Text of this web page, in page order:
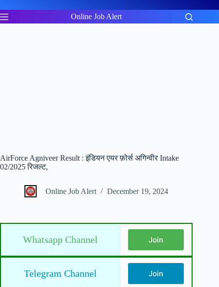
to
content
Online Job Alert
AirForce Agniveer Result : इंडियन एयर फ़ोर्स अगिन्वीर Intake
02/2025 रिजल्ट,
Online Job Alert December 19, 2024
Whatsapp Channel Join
Telegram Channel Join